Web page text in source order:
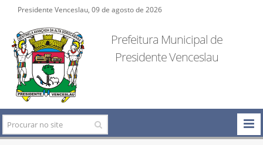
Presidente Venceslau, 09 de agosto de 2026
Prefeitura Municipal de
Presidente Venceslau